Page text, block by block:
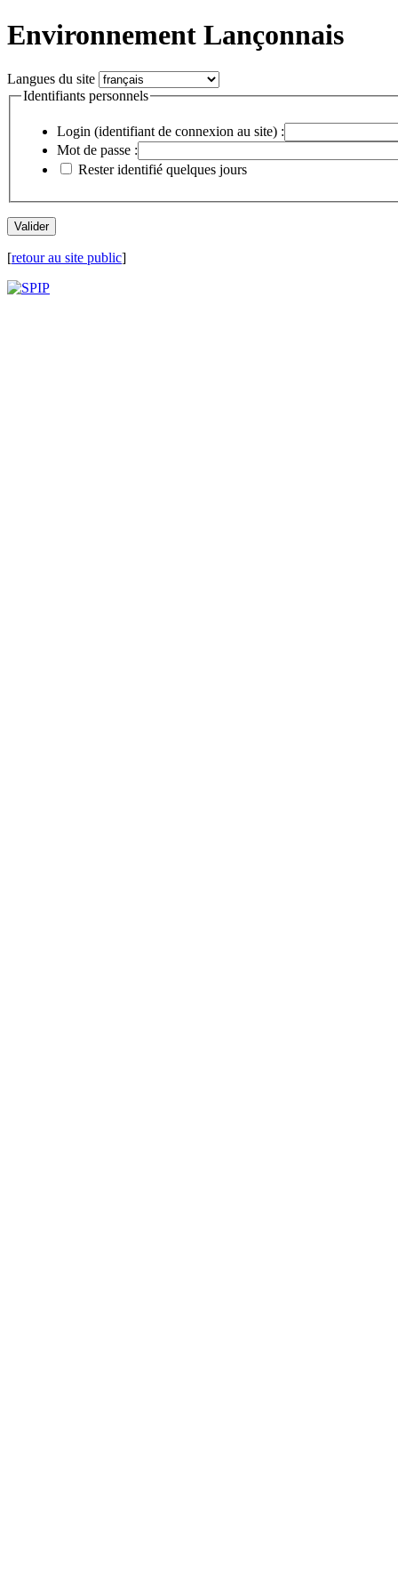
Environnement Lançonnais
Langues du site
Identifiants personnels
Login (identifiant de connexion au site) :
Mot de passe :
Rester identifié quelques jours
[retour au site public]